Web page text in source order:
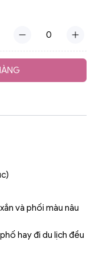
và phối màu nâu
hay đi du lịch đều